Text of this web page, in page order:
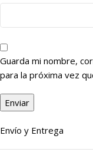
Guarda mi nombre,
para la próxima vez
Envío y Entrega